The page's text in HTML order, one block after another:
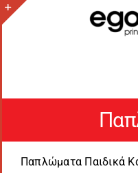
Μετάβαση
στο
Παπλώματα Παιδικά